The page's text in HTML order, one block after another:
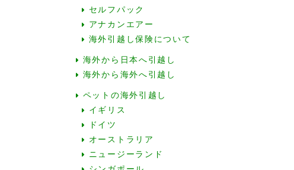
セルフパック
アナカンエアー
海外引越し保険について
海外から日本へ引越し
海外から海外へ引越し
ペットの海外引越し
イギリス
ドイツ
オーストラリア
ニュージーランド